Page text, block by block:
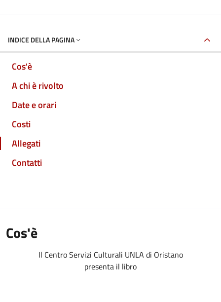
INDICE DELLA PAGINA
Cos'è
A chi è rivolto
Date e orari
Costi
Allegati
Contatti
Cos'è
Il Centro Servizi Culturali UNLA di Oristano
presenta il libro